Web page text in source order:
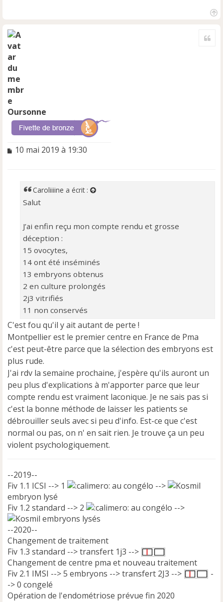
Oursonne
M
10 mai 2019 à 19:30
Caroliiiine a écrit :
Salut
J’ai enfin reçu mon compte rendu et grosse
déception :
15 ovocytes,
14 ont été inséminés
13 embryons obtenus
2 en culture prolongés
2j3 vitrifiés
11 non conservés
C'est fou qu'il y ait autant de perte !
Montpellier est le premier centre en France de Pma
c'est peut-être parce que la sélection des embryons est
plus rude.
J'ai rdv la semaine prochaine, j'espère qu'ils auront un
peu plus d'explications à m'apporter parce que leur
compte rendu est vraiment laconique. Je ne sais pas si
c'est la bonne méthode de laisser les patients se
débrouiller seuls avec si peu d'info. Est-ce que c'est
normal ou pas, on n' en sait rien. Je trouve ça un peu
violent psychologiquement.
--2019--
Fiv 1.1 ICSI --> 1
au congélo -->
embryon lysé
Fiv 1.2 standard --> 2
au congélo -->
embryons lysés
--2020--
Changement de traitement
Fiv 1.3 standard --> transfert 1j3 -->
Changement de centre pma et nouveau traitement
Fiv 2.1 IMSI --> 5 embryons --> transfert 2J3 -->
-
-> 0 congelé
Opération de l'endométriose prévue fin 2020